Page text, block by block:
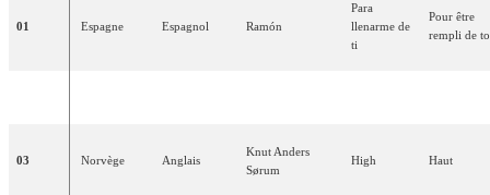
01 Espagne Espagnol Ramón
Para
llenarme de
ti
Pour être
rempli de
03 Norvège Anglais
KnutAnders
Sørum
High Haut